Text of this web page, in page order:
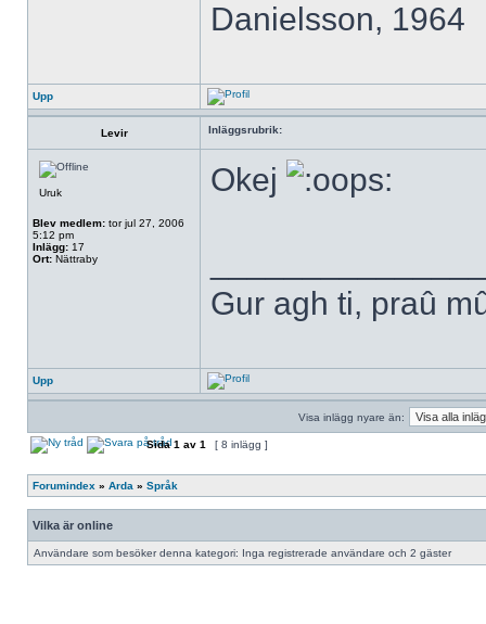
Danielsson, 1964
Upp
Levir Inläggsrubrik:
Uruk
Blev medlem: tor jul 27, 2006
5:12 pm
Inlägg: 17
Ort: Nättraby
Okej
Gur agh ti, praû
Upp
Visa inlägg nyare än:
Sida1 av 1 [ 8 inlägg ]
Forumindex » Arda » Språk
Vilka är online
Användare som besöker denna kategori: Inga registrerade användare och 2 gäster